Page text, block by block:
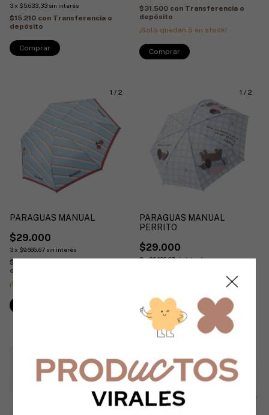
3 x $5.633,33 sin interés
$15.210 con Transferencia o
depósito
$31.500 con Transferencia o
depósito
¡Solo quedan 5 en stock!
1 / 2
PARAGUAS MANUAL
$29.000
3 x $9.666,67 sin interés
$26.100
depósito
¡Solo quedan
1 / 2
PARAGUAS MANUAL
PERRITO
$29.000
3x$9.666,67sin interés